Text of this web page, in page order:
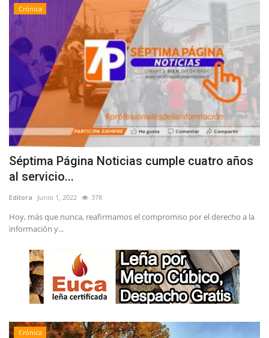
Crónica
Séptima Página Noticias cumple cuatro años
al servicio...
Editora Junio 1, 2022 378
Hoy, más que nunca, reafirmamos el compromiso por el derecho a la
información y...
Crónica